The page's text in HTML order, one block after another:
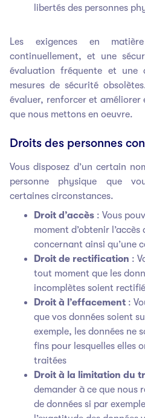
libertés des personnes
Les exigences en
continuellement, et une
évaluation fréquente et une
mesures de sécurité
évaluer, renforcer et améliorer
que nous mettons en oeuvre.
Droits des personnes
Vous disposez d’un certain
personne physique que
certaines circonstances.
Droit d’accès : Vous
moment d’obtenir
concernant ainsi qu’une
Droit de rectification :
tout moment que les
incomplètes soient
Droit à l’effacement :
que vos données soient
exemple, les données ne
fins pour lesquelles elles
traitées
Droit à la limitation du
demander à ce que nous
de données si par